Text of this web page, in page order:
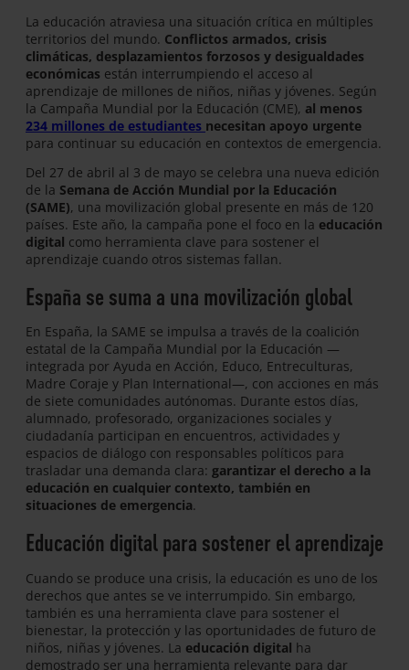
La educación atraviesa una situación crítica en múltiples
territorios del mundo. Conflictos armados, crisis
climáticas, desplazamientos forzosos y desigualdades
económicas están interrumpiendo el acceso al
aprendizaje de millones de niños, niñas y jóvenes. Según
la Campaña Mundial por la Educación (CME), al menos
234 millones de estudiantes necesitan apoyo urgente
para continuar su educación en contextos de emergencia.
Del 27 de abril al 3 de mayo se celebra una nueva edición
de la Semana de Acción Mundial por la Educación
(SAME), una movilización global presente en más de 120
países. Este año, la campaña pone el foco en la educación
digital como herramienta clave para sostener el
aprendizaje cuando otros sistemas fallan.
España se suma a una movilización global
En España, la SAME se impulsa a través de la coalición
estatal de la Campaña Mundial por la Educación —
integrada por Ayuda en Acción, Educo, Entreculturas,
Madre Coraje y Plan International—, con acciones en más
de siete comunidades autónomas. Durante estos días,
alumnado, profesorado, organizaciones sociales y
ciudadanía participan en encuentros, actividades y
espacios de diálogo con responsables políticos para
trasladar una demanda clara: garantizar el derecho a la
educación en cualquier contexto, también en
situaciones de emergencia.
Educación digital para sostener el aprendizaje
Cuando se produce una crisis, la educación es uno de los
derechos que antes se ve interrumpido. Sin embargo,
también es una herramienta clave para sostener el
bienestar, la protección y las oportunidades de futuro de
niños, niñas y jóvenes. La educación digital ha
demostrado ser una herramienta relevante para dar